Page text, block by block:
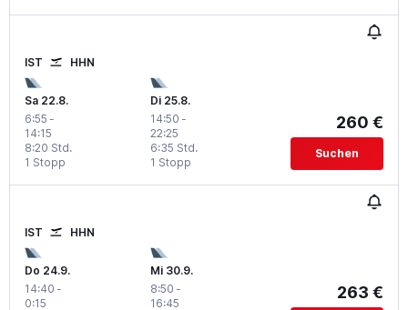
IST HHN
Sa 22.8.
6:55 -
14:15
1 Stopp
8:20 Std.
Di 25.8.
14:50 -
22:25
1 Stopp
6:35 Std.
260 €
Suchen
IST HHN
Do 24.9.
14:40 -
0:15
Mi 30.9.
8:50 -
16:45
263 €